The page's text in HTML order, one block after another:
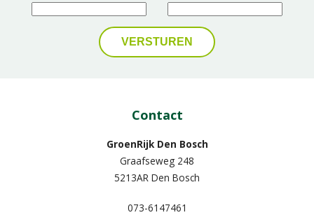
Contact
GroenRijk Den Bosch
Graafseweg 248
5213AR Den Bosch
073-6147461